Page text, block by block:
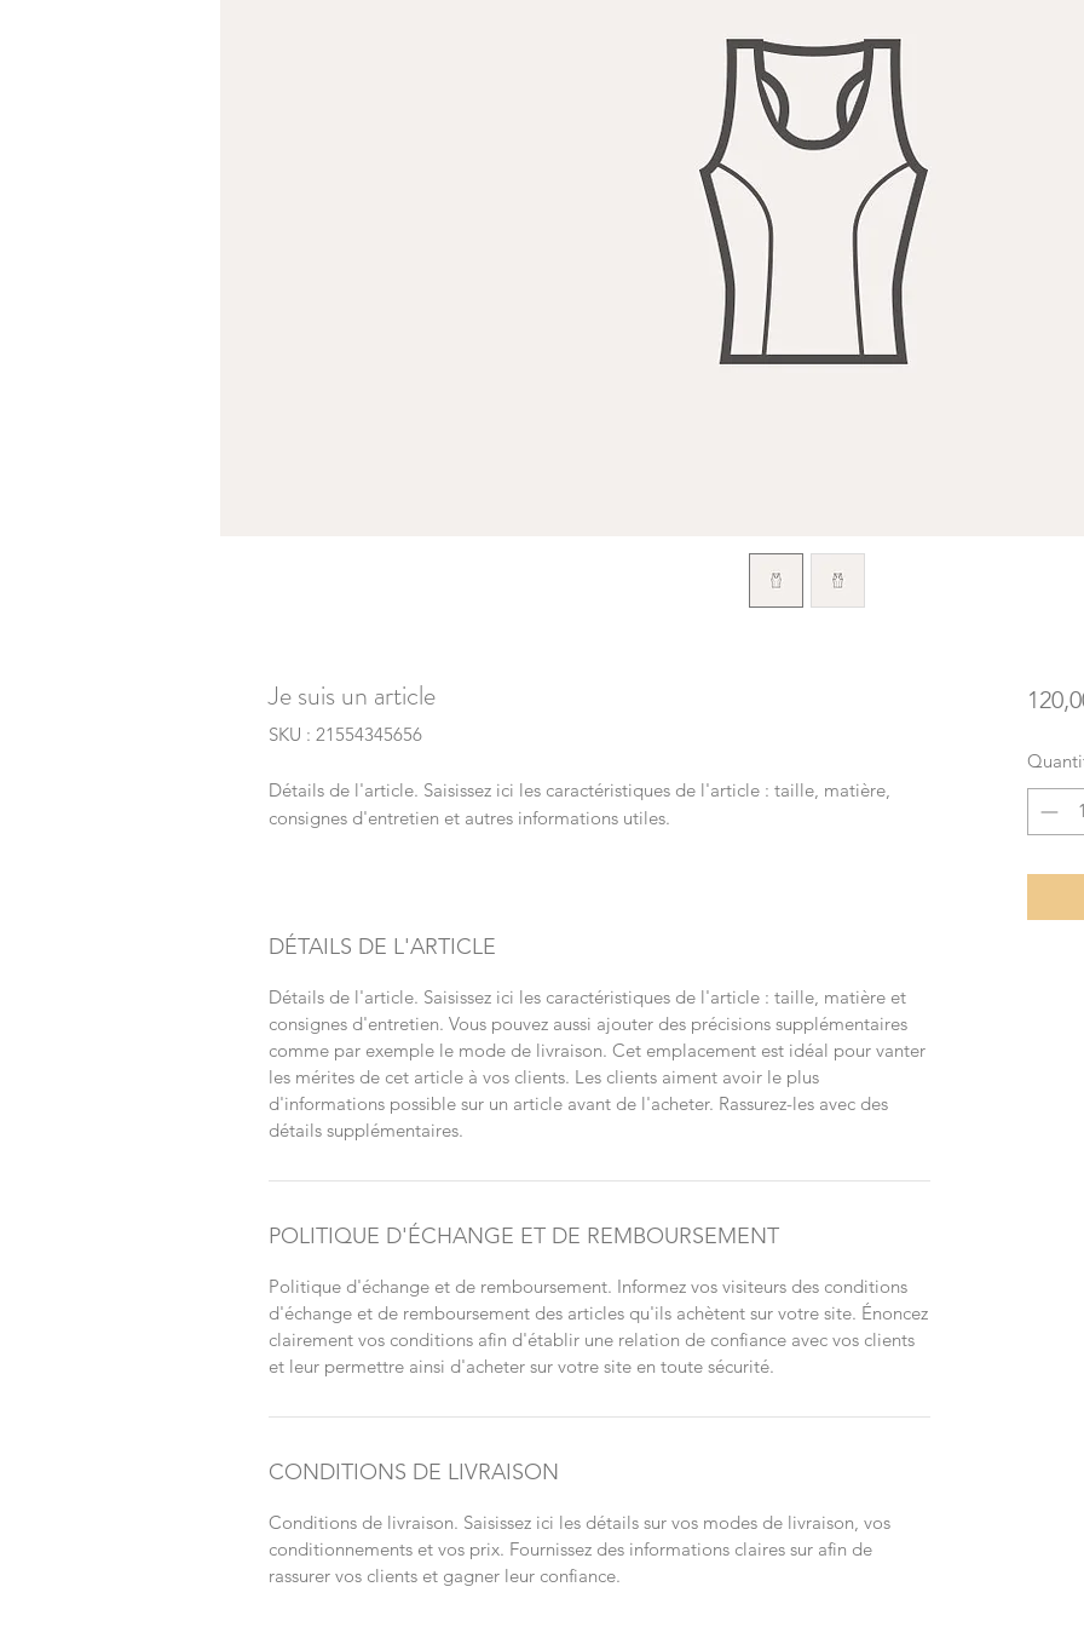
Je suis un article
SKU : 21554345656
Détails de l'article. Saisissez ici les caractéristiques de l'article : taille, matière,
consignes d'entretien et autres informations utiles.
DÉTAILS DE L'ARTICLE
Détails de l'article. Saisissez ici les caractéristiques de l'article : taille, matière et
consignes d'entretien. Vous pouvez aussi ajouter des précisions supplémentaires
comme par exemple le mode de livraison. Cet emplacement est idéal pour vanter
les mérites de cet article à vos clients. Les clients aiment avoir le plus
d'informations possible sur un article avant de l'acheter. Rassurez-les avec des
détails supplémentaires.
POLITIQUE D'ÉCHANGE ET DE REMBOURSEMENT
Politique d'échange et de remboursement. Informez vos visiteurs des conditions
d'échange et de remboursement des articles qu'ils achètent sur votre site. Énoncez
clairement vos conditions afin d'établir une relation de confiance avec vos clients
et leur permettre ainsi d'acheter sur votre site en toute sécurité.
CONDITIONS DE LIVRAISON
Conditions de livraison. Saisissez ici les détails sur vos modes de livraison, vos
conditionnements et vos prix. Fournissez des informations claires sur afin de
rassurer vos clients et gagner leur confiance.